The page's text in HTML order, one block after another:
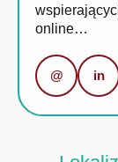
online…
@ in